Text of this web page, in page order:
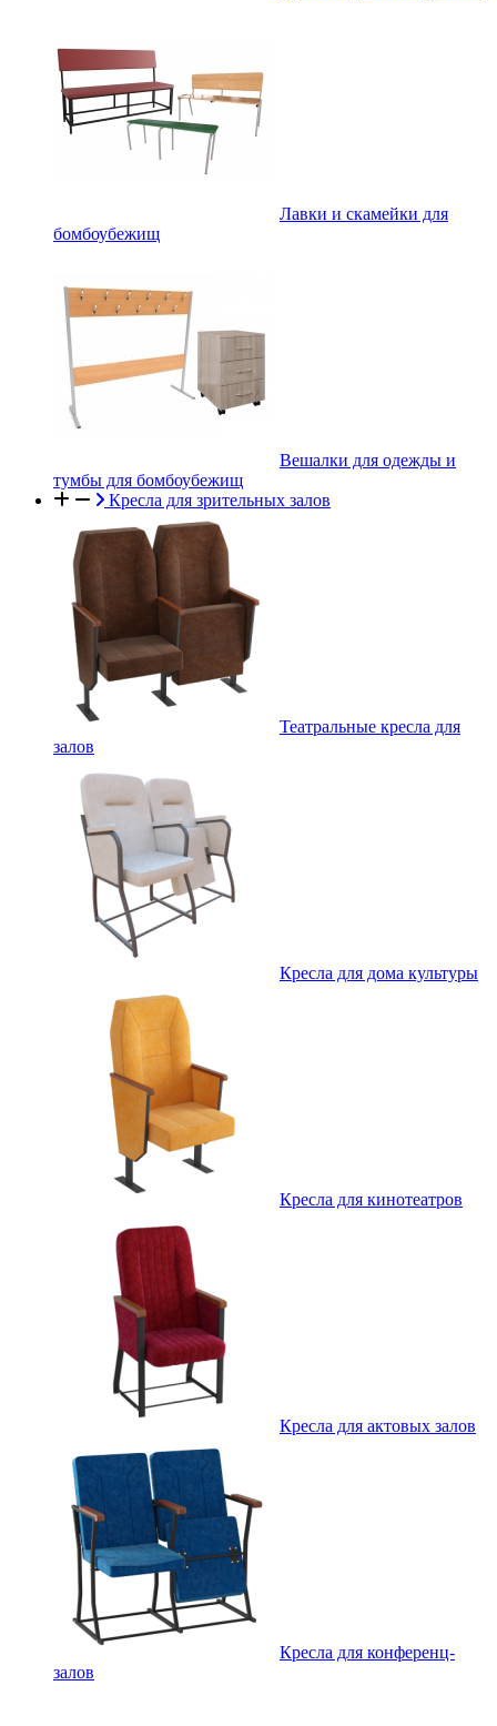
Лавки и скамейки для
бомбоубежищ
Вешалки для одежды и
тумбы для бомбоубежищ
Кресла для зрительных залов
Театральные кресла для
залов
Кресла для дома культуры
Кресла для кинотеатров
Кресла для актовых залов
Кресла для конференц-
залов